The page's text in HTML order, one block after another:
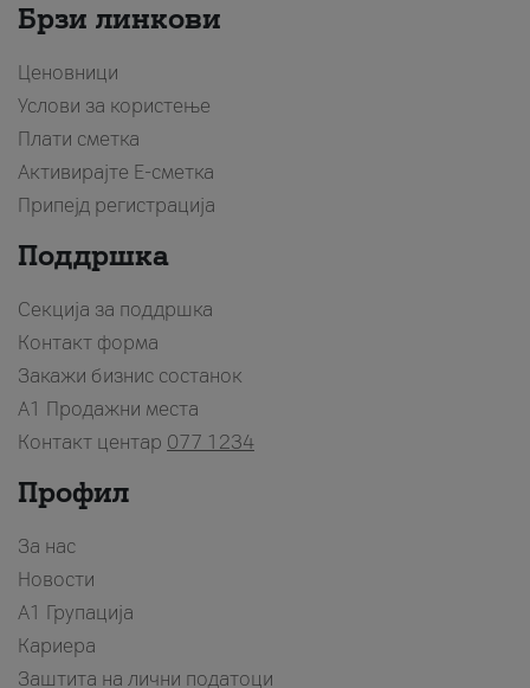
Брзи линкови
Ценовници
Услови за користење
Плати сметка
Активирајте Е-сметка
Припејд регистрација
Поддршка
Секција за поддршка
Контакт форма
Закажи бизнис состанок
A1 Продажни места
Контакт центар 077 1234
Профил
За нас
Новости
А1 Групација
Кариера
Заштита на лични податоци